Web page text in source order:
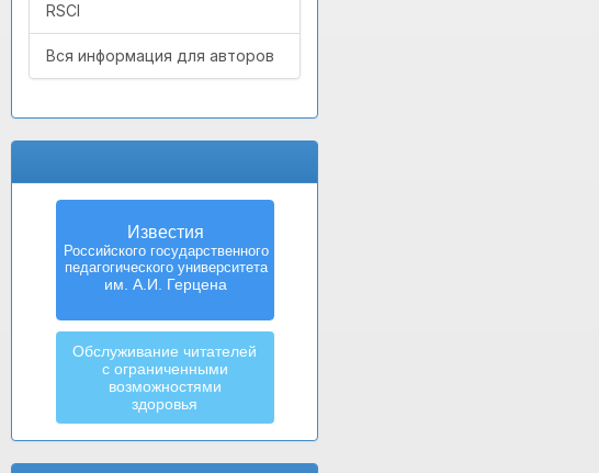
RSCI
Вся информация для авторов
Известия
Российского государственного
педагогического университета
им. А.И. Герцена
Обслуживание читателей
с ограниченными
возможностями
здоровья